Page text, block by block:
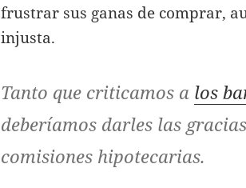
frustrar sus ganas de comprar,
injusta.
Tanto que criticamos a los
deberíamos darles las
comisiones hipotecarias.